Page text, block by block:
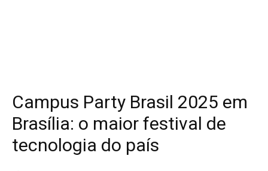
Campus Party Brasil 2025 em
Brasília: o maior festival de
tecnologia do país